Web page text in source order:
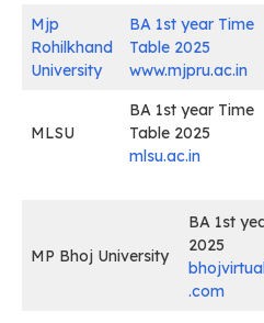
Mjp
Rohilkhand
University
BA 1st year Time
Table 2025
www.mjpru.ac.in
MLSU
BA 1st year Time
Table 2025
mlsu.ac.in
MP Bhoj University
BA 1st
2025
.com